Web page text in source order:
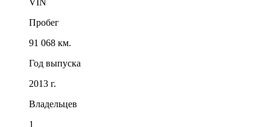
VIN
Пробег
91 068 км.
Год выпуска
2013 г.
Владельцев
1